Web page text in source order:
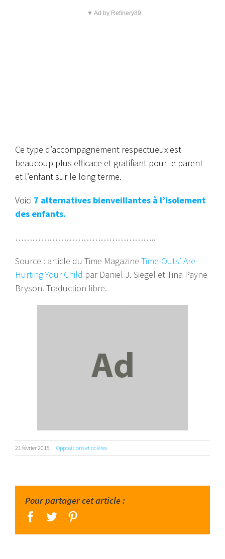
▼ Ad by Refinery89
Ce type d’accompagnement respectueux est
beaucoup plus efficace et gratifiant pour le parent
et l’enfant sur le long terme.
Voici 7 alternatives bienveillantes à l’isolement
des enfants.
…………………………………………..
Source : article du Time Magazine Time-Outs’ Are
Hurting Your Child par Daniel J. Siegel et Tina Payne
Bryson. Traduction libre.
21 février 2015 | Oppositions et colères
Pour partager cet article :
facebook
twitter